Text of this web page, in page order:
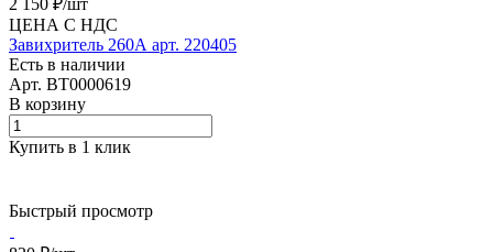
2 150 ₽/шт
ЦЕНА С НДС
Завихритель 260А арт. 220405
Есть в наличии
Арт. BT0000619
В корзину
Купить в 1 клик
Быстрый просмотр